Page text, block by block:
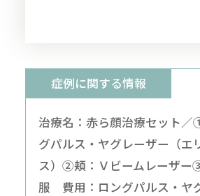
症例に関する情報
治療名：赤ら顔治療セット
グパルス・ヤグレーザー（エ
ス）②頬：Ｖビームレーザー
服 費用：ロングパルス・ヤ